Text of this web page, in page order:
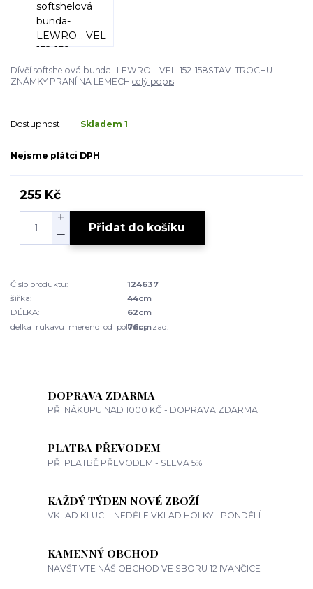
Dívčí softshelová bunda- LEWRO... VEL-152-158STAV-TROCHU
ZNÁMKY PRANÍ NA LEMECH celý popis
Dostupnost Skladem 1
Nejsme plátci DPH
255 Kč
Přidat do košíku
Číslo produktu:
124637
šířka:
44cm
DÉLKA:
62cm
delka_rukavu_mereno_od_poloviny_zad:
76cm
DOPRAVA ZDARMA
PŘI NÁKUPU NAD 1000 KČ - DOPRAVA ZDARMA
PLATBA PŘEVODEM
PŘI PLATBĚ PŘEVODEM - SLEVA 5%
KAŽDÝ TÝDEN NOVÉ ZBOŽÍ
VKLAD KLUCI - NEDĚLE VKLAD HOLKY - PONDĚLÍ
KAMENNÝ OBCHOD
NAVŠTIVTE NÁŠ OBCHOD VE SBORU 12 IVANČICE